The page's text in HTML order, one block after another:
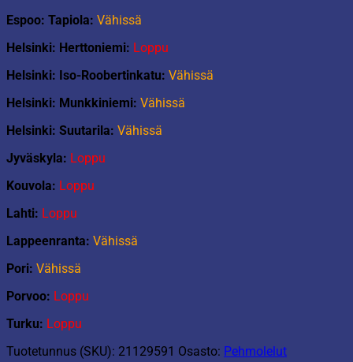
Espoo: Tapiola: Vähissä
Helsinki: Herttoniemi: Loppu
Helsinki: Iso-Roobertinkatu: Vähissä
Helsinki: Munkkiniemi: Vähissä
Helsinki: Suutarila: Vähissä
Jyväskyla: Loppu
Kouvola: Loppu
Lahti: Loppu
Lappeenranta: Vähissä
Pori: Vähissä
Porvoo: Loppu
Turku: Loppu
Tuotetunnus (SKU): 21129591 Osasto: Pehmolelut